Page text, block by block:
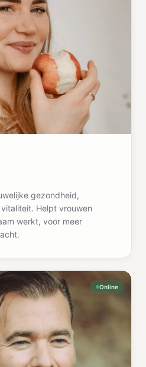
gezondheid,
Helpt vrouwen
werkt, voor meer
Online